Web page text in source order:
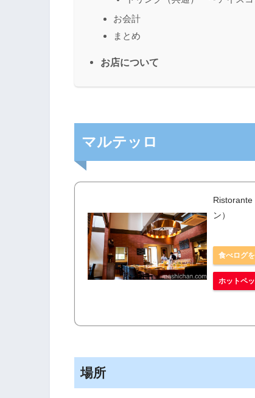
お会計
まとめ
お店について
マルテッロ
Ristorante
ン）
食べログ
ホットペ
場所